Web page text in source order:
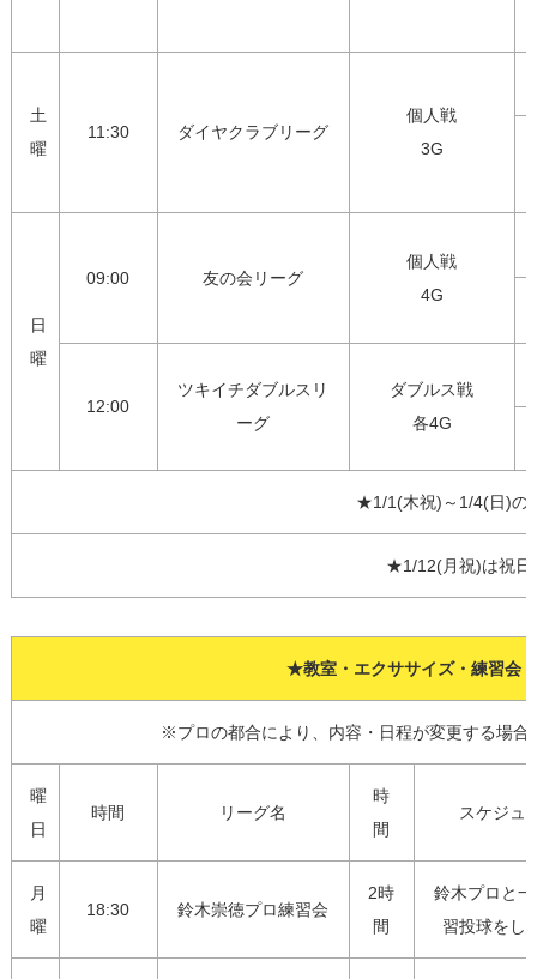
土
曜
11:30 ダイヤクラブリーグ
個人戦
3G
日
曜
09:00 友の会リーグ
個人戦
4G
12:00
ツキイチダブルスリ
ーグ
ダブルス戦
各4G
★1/1(木祝)～1/4(日)の
★1/12(月祝)は祝日
★教室・エクササイズ・練習会
※プロの都合により、内容・日程が変更する場合
曜
日
時間 リーグ名
時
間
スケジュ
月
曜
18:30 鈴木崇徳プロ練習会
2時
間
鈴木プロと
習投球をし